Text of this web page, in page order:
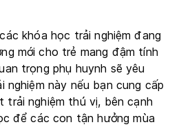
khóa học trải nghiệm đang
mới cho trẻ mang đậm tính
trọng phụ huynh sẽ yêu
này nếu bạn cung cấp
nghiệm thú vị, bên cạnh
để các con tận hưởng mùa